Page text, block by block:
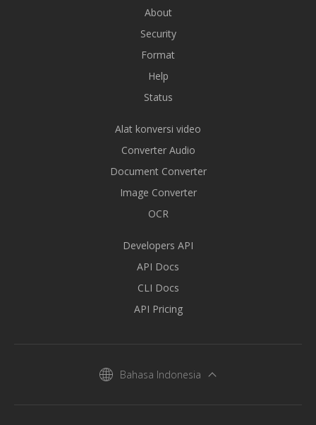
About
Security
Format
Help
Status
Alat konversi video
Converter Audio
Document Converter
Image Converter
OCR
Developers API
API Docs
CLI Docs
API Pricing
Bahasa Indonesia